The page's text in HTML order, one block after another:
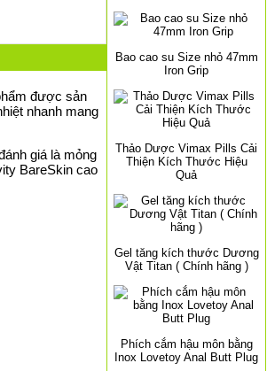
được sản
nhanh mang
giá là mỏng
BareSkin cao
Bao cao su Size nhỏ 47mm
Iron Grip
Thảo Dược Vimax Pills Cải
Thiện Kích Thước Hiệu
Quả
Gel tăng kích thước Dương
Vật Titan ( Chính hãng )
Phích cắm hậu môn bằng
Inox Lovetoy Anal Butt Plug